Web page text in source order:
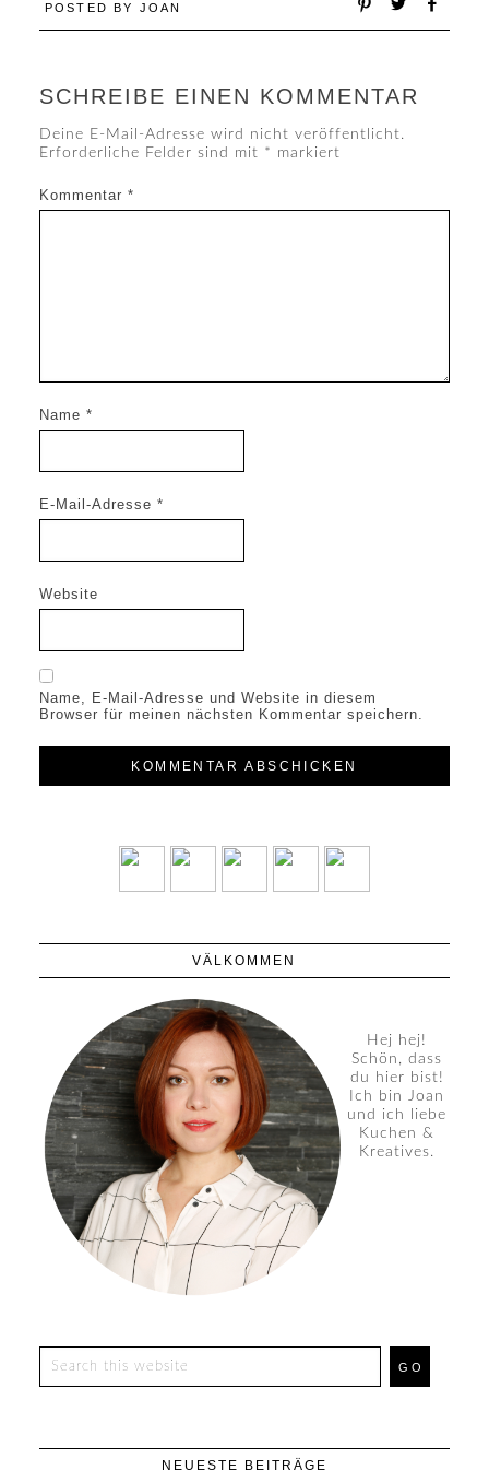
POSTED BY JOAN
SCHREIBE EINEN KOMMENTAR
Deine E-Mail-Adresse wird nicht veröffentlicht.
Erforderliche Felder sind mit * markiert
Kommentar *
Name *
E-Mail-Adresse *
Website
Name, E-Mail-Adresse und Website in diesem
Browser für meinen nächsten Kommentar speichern.
VÄLKOMMEN
Hej hej!
Schön, dass
du hier bist!
Ich bin Joan
und ich liebe
Kuchen &
Kreatives.
NEUESTE BEITRÄGE